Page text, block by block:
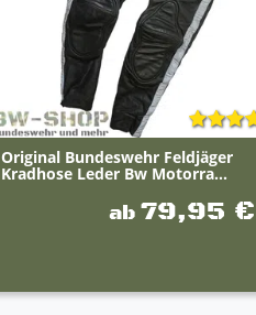
Original Bundeswehr Feldjäger
Kradhose Leder Bw Motorra...
ab 79,95 €